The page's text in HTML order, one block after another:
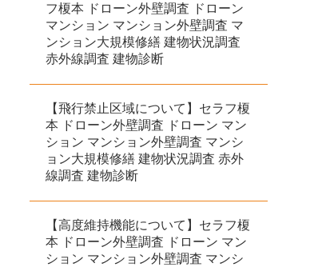
フ榎本 ドローン外壁調査 ドローン
マンション マンション外壁調査 マ
ンション大規模修繕 建物状況調査
赤外線調査 建物診断
【飛行禁止区域について】セラフ榎
本 ドローン外壁調査 ドローン マン
ション マンション外壁調査 マンシ
ョン大規模修繕 建物状況調査 赤外
線調査 建物診断
【高度維持機能について】セラフ榎
本 ドローン外壁調査 ドローン マン
ション マンション外壁調査 マンシ